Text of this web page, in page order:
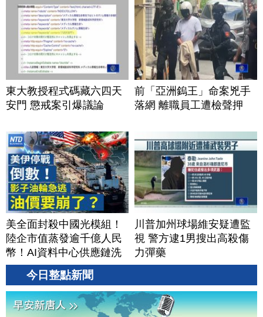
東大教授程式碼藏六四天
安門 懲戒案引爆議論
前「亞洲鎢王」命案兇手
落網 離職員工遭檢聲押
美全面封殺中國光模組！
陸企市值蒸發逾千億人民
幣！AI資料中心供應鏈洗
牌？台灣喜迎轉單！成關
鍵樞紐？｜#財經新聞
│20260805 (三)
川普加州球場維安疑遭監
視 警方逮1男搜出高殺傷
力彈藥
今日整點新聞